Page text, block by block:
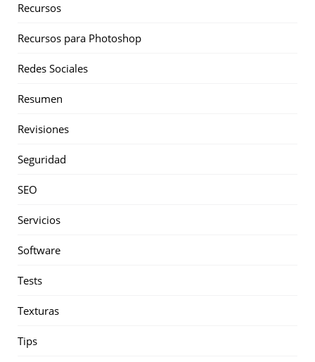
Recursos
Recursos para Photoshop
Redes Sociales
Resumen
Revisiones
Seguridad
SEO
Servicios
Software
Tests
Texturas
Tips